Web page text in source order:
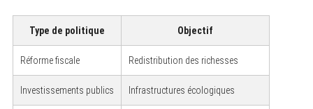
Type de politique Objectif
Réforme fiscale Redistribution des richesses
Investissements publics Infrastructures écologiques